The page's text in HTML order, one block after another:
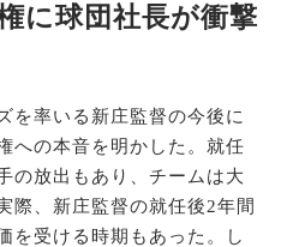
に球団社長が衝撃
を率いる新庄監督の今後に
への本音を明かした。就任
の放出もあり、チームは大
際、新庄監督の就任後2年間
を受ける時期もあった。し